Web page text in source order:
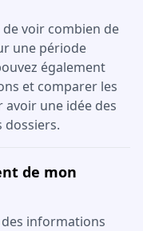
voir combien de
une période
également
et comparer les
une idée des
dossiers.
de mon
des informations